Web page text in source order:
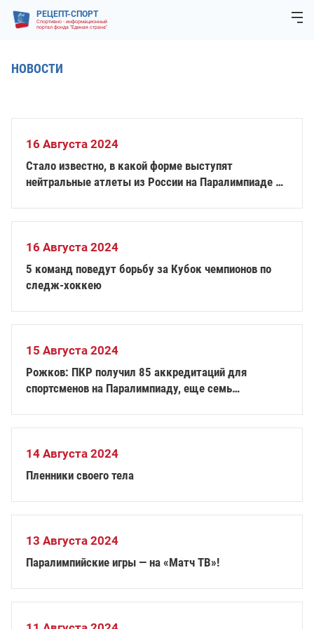
РЕЦЕПТ-СПОРТ
Спортивно - информационный
портал фонда "Единая страна"
НОВОСТИ
16 Августа 2024
Стало известно, в какой форме выступят
нейтральные атлеты из России на Паралимпиаде в
16 Августа 2024
5 команд поведут борьбу за Кубок чемпионов по
следж-хоккею
15 Августа 2024
Рожков: ПКР получил 85 аккредитаций для
спортсменов на Паралимпиаду, еще семь
14 Августа 2024
Пленники своего тела
13 Августа 2024
Паралимпийские игры — на «Матч ТВ»!